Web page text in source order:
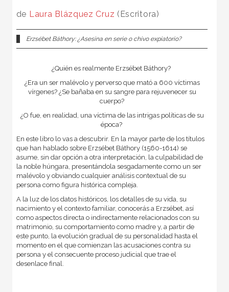
de Laura Blázquez Cruz (Escritora)
Erzsébet Báthory: ¿Asesina en serie o chivo expiatorio?
¿Quién es realmente Erzsébet Báthory?
¿Era un ser malévolo y perverso que mató a 600 víctimas
vírgenes? ¿Se bañaba en su sangre para rejuvenecer su
cuerpo?
¿O fue, en realidad, una víctima de las intrigas políticas de su
época?
En este libro lo vas a descubrir. En la mayor parte de los títulos
que han hablado sobre Erzsébet Báthory (1560-1614) se
asume, sin dar opción a otra interpretación, la culpabilidad de
la noble húngara, presentándola sesgadamente como un ser
malévolo y obviando cualquier análisis contextual de su
persona como figura histórica compleja.
A la luz de los datos históricos, los detalles de su vida, su
nacimiento y el contexto familiar, conocerás a Erzsébet, así
como aspectos directa o indirectamente relacionados con su
matrimonio, su comportamiento como madre y, a partir de
este punto, la evolución gradual de su personalidad hasta el
momento en el que comienzan las acusaciones contra su
persona y el consecuente proceso judicial que trae el
desenlace final.